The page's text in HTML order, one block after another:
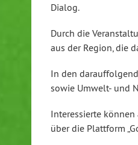
Dialog.
Durch die
aus der Region, die
In den
sowie Umwelt- und
Interessierte
über die Plattform